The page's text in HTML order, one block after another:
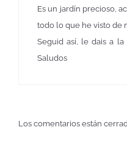
Es un jardín precioso,
todo lo que he visto de
Seguid así, le dais a
Saludos
Los comentarios están